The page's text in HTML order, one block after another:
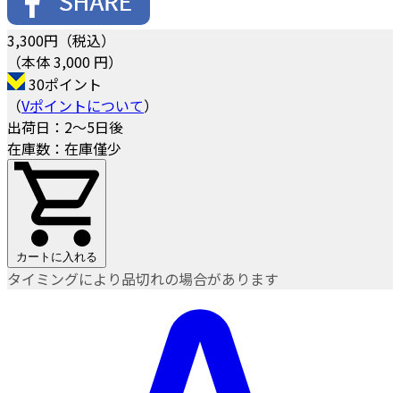
3,300円（税込）
（本体 3,000 円）
30ポイント
（Vポイントについて）
出荷日：2～5日後
在庫数：在庫僅少
カートに入れる
タイミングにより品切れの場合があります